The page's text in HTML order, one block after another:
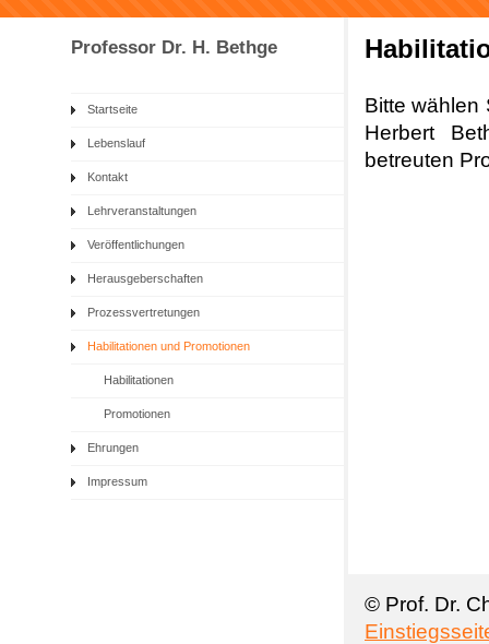
Professor Dr. H. Bethge
Startseite
Lebenslauf
Kontakt
Lehrveranstaltungen
Veröffentlichungen
Herausgeberschaften
Prozessvertretungen
Habilitationen und Promotionen
Habilitationen
Promotionen
Ehrungen
Impressum
Bitte wählen
Herbert
betreuten
© Prof. Dr.